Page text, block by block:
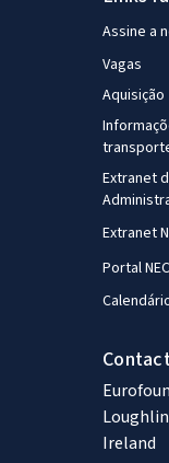
Assine a
Vagas
Aquisição
Extranet
Extranet
Portal NEC
Ireland